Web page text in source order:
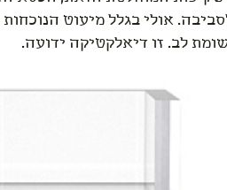
לב. זו דיאלקטיקה ידועה.